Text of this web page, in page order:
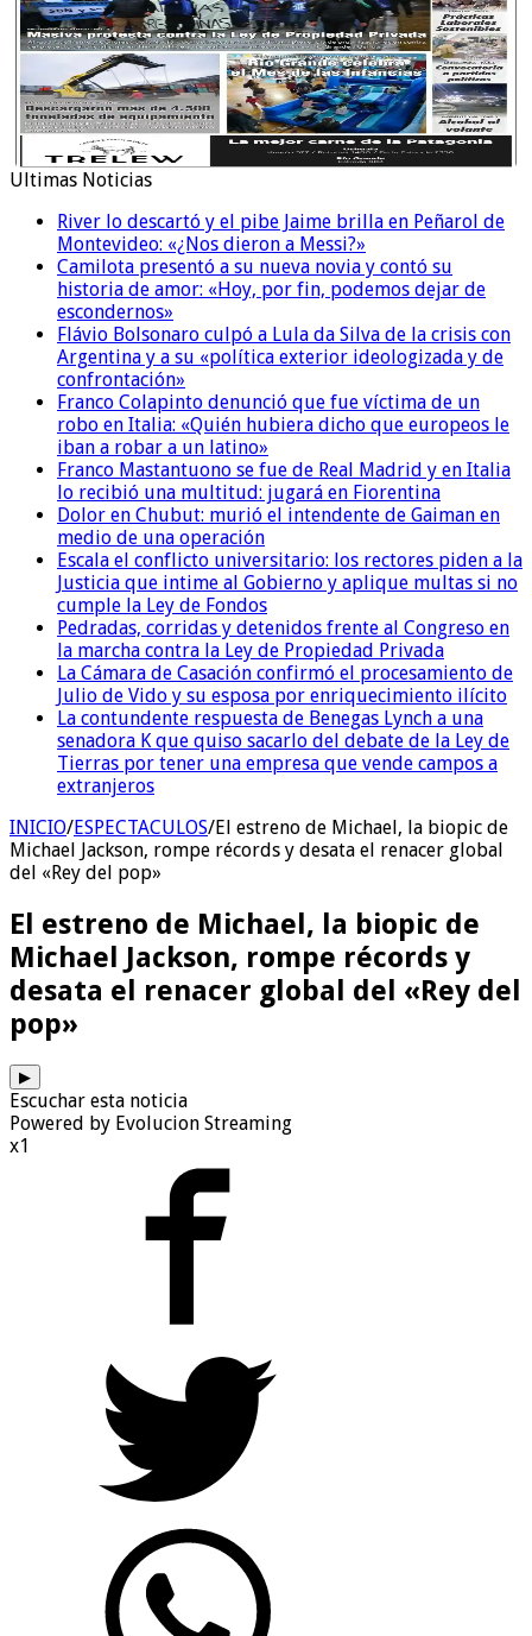
Ultimas Noticias
River lo descartó y el pibe Jaime brilla en Peñarol de
Montevideo: «¿Nos dieron a Messi?»
Camilota presentó a su nueva novia y contó su
historia de amor: «Hoy, por fin, podemos dejar de
escondernos»
Flávio Bolsonaro culpó a Lula da Silva de la crisis con
Argentina y a su «política exterior ideologizada y de
confrontación»
Franco Colapinto denunció que fue víctima de un
robo en Italia: «Quién hubiera dicho que europeos le
iban a robar a un latino»
Franco Mastantuono se fue de Real Madrid y en Italia
lo recibió una multitud: jugará en Fiorentina
Dolor en Chubut: murió el intendente de Gaiman en
medio de una operación
Escala el conflicto universitario: los rectores piden a la
Justicia que intime al Gobierno y aplique multas si no
cumple la Ley de Fondos
Pedradas, corridas y detenidos frente al Congreso en
la marcha contra la Ley de Propiedad Privada
La Cámara de Casación confirmó el procesamiento de
Julio de Vido y su esposa por enriquecimiento ilícito
La contundente respuesta de Benegas Lynch a una
senadora K que quiso sacarlo del debate de la Ley de
Tierras por tener una empresa que vende campos a
extranjeros
INICIO/ESPECTACULOS/El estreno de Michael, la biopic de
Michael Jackson, rompe récords y desata el renacer global
del «Rey del pop»
El estreno de Michael, la biopic de
Michael Jackson, rompe récords y
desata el renacer global del «Rey del
pop»
▶
Escuchar esta noticia
Powered by Evolucion Streaming
x1